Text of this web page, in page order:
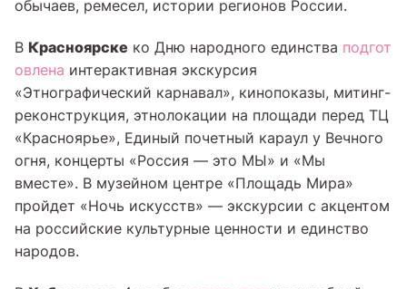
обычаев, ремесел, истории регионов России.
В Красноярске ко Дню народного единства подгот
овлена интерактивная экскурсия
«Этнографический карнавал», кинопоказы, митинг-
реконструкция, этнолокации на площади перед ТЦ
«Красноярье», Единый почетный караул у Вечного
огня, концерты «Россия — это МЫ» и «Мы
вместе». В музейном центре «Площадь Мира»
пройдет «Ночь искусств» — экскурсии с акцентом
на российские культурные ценности и единство
народов.